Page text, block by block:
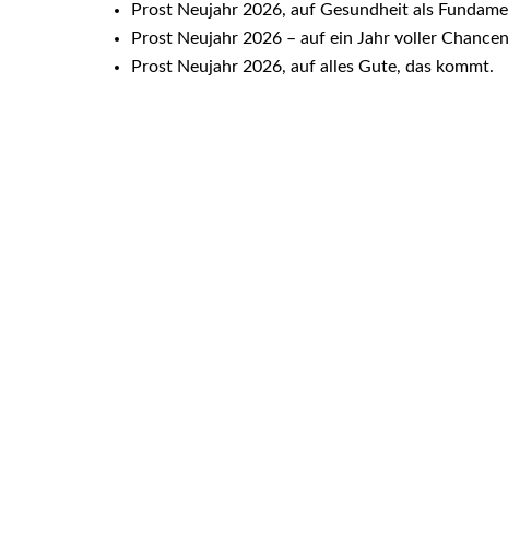
Prost Neujahr 2026, auf Gesundheit als
Prost Neujahr 2026 – auf ein Jahr voller
Prost Neujahr 2026, auf alles Gute, das kommt.